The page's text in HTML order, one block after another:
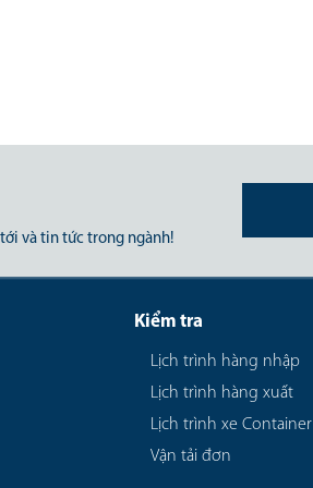
và tin tức trong ngành!
Kiểm tra
Lịch trình hàng nhập
Lịch trình hàng xuất
Lịch trình xe Container
Vận tải đơn